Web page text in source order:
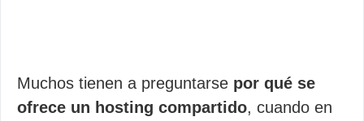
Muchos tienen a preguntarse por qué se
ofrece un hosting compartido, cuando en